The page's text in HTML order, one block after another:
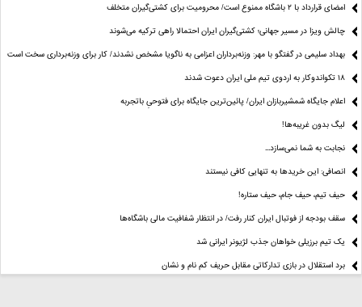
امضای قرارداد با ۲ باشگاه ممنوع است/ محرومیت برای کشتی‌گیران متخلف
چالش ویزا در مسیر جهانی؛ کشتی‌گیران ایران احتمالا راهی ترکیه می‌شوند
بهداد سلیمی در گفتگو با مهر: وزنه‌برداران اعزامی به ناگویا مشخص نشدند/ کار برای وزنه‌برداری سخت است
۱۸ تکواندوکار به اردوی تیم ملی ایران دعوت شدند
اعلام جایگاه شمشیربازان ایران/ پائین‌ترین جایگاه برای فتوحیِ باتجربه
لیگ بدون غریبه‌ها!
نجابت به شما نمی‌سازد...
انصافی: این خریدها به تنهایی کافی نیستند
حیف تیم، حیف جام، حیف ستاره‌!
سقف بودجه از فوتبال ایران کنار رفت/ در انتظار شفافیت مالی باشگاه‌ها
یک تیم برزیلی خواهان جذب لژیونر ایرانی شد
برد استقلال در بازی تدارکاتی مقابل حریف کم نام و نشان